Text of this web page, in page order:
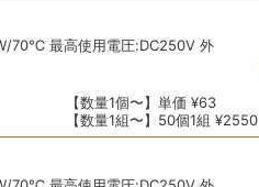
70℃ 最高使用電圧:DC250V 外
【数量1個〜】単価 ¥63
【数量1組〜】50個1組 ¥2550